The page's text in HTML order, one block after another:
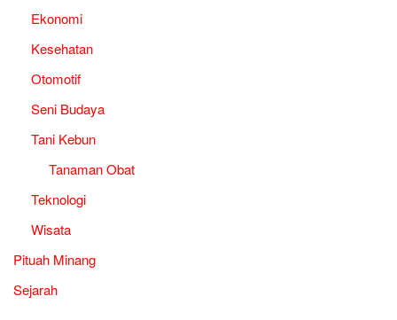
Ekonomi
Kesehatan
Otomotif
Seni Budaya
Tani Kebun
Tanaman Obat
Teknologi
Wisata
Pituah Minang
Sejarah